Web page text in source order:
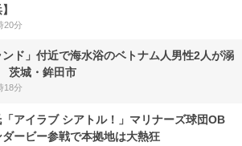
20分
ンド」付近で海水浴のベトナム人男性2人が溺
茨城・鉾田市
18分
「アイラブ シアトル！」マリナーズ球団OB
ダービー参戦で本拠地は大熱狂